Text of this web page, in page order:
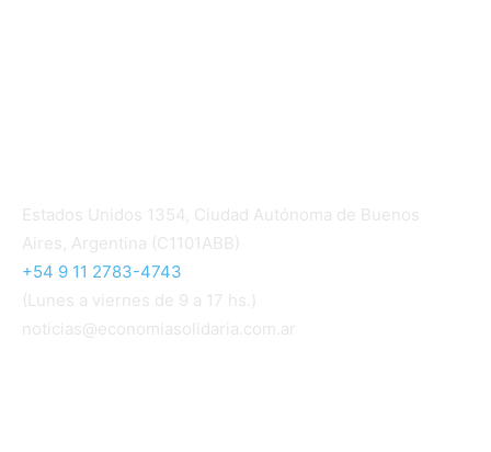
Estados Unidos 1354, Ciudad Autónoma de Buenos
Aires, Argentina (C1101ABB)
+54 9 11 2783-4743
(Lunes a viernes de 9 a 17 hs.)
noticias@economiasolidaria.com.ar